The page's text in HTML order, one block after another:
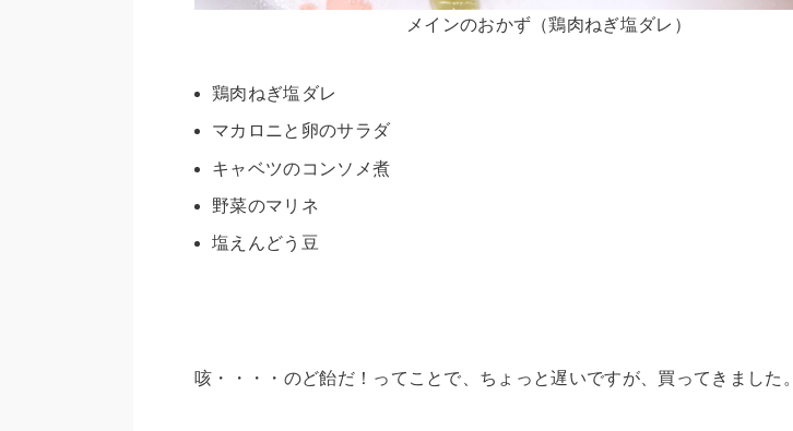
メインのおかず（鶏肉ねぎ塩ダレ）
鶏肉ねぎ塩ダレ
マカロニと卵のサラダ
キャベツのコンソメ煮
野菜のマリネ
塩えんどう豆
咳・・・・のど飴だ！ってことで、ちょっと遅いですが、買ってきました。